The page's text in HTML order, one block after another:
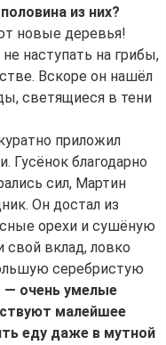
из них?
новые деревья!
наступать на грибы,
Вскоре он нашёл
светящиеся в тени
приложил
благодарно
сил, Мартин
Он достал из
орехи и сушёную
вклад, ловко
серебристую
очень умелые
малейшее
еду даже в мутной